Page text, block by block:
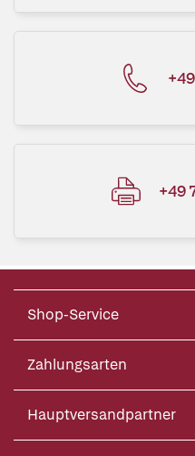
+49
Shop-Service
Zahlungsarten
Hauptversandpartner